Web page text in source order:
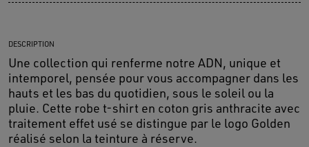
DESCRIPTION
Une collection qui renferme notre ADN, unique et
intemporel, pensée pour vous accompagner dans les
hauts et les bas du quotidien, sous le soleil ou la
pluie. Cette robe t-shirt en coton gris anthracite avec
traitement effet usé se distingue par le logo Golden
réalisé selon la teinture à réserve.